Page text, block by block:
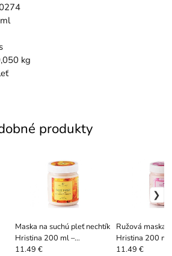
kg
produkty
Maska na suchú pleť nechtík
Hristina 200 ml –
hydratácia
11.49 €
Ružová maska
Hristina 200 ml
hydratácia a
11.49 €